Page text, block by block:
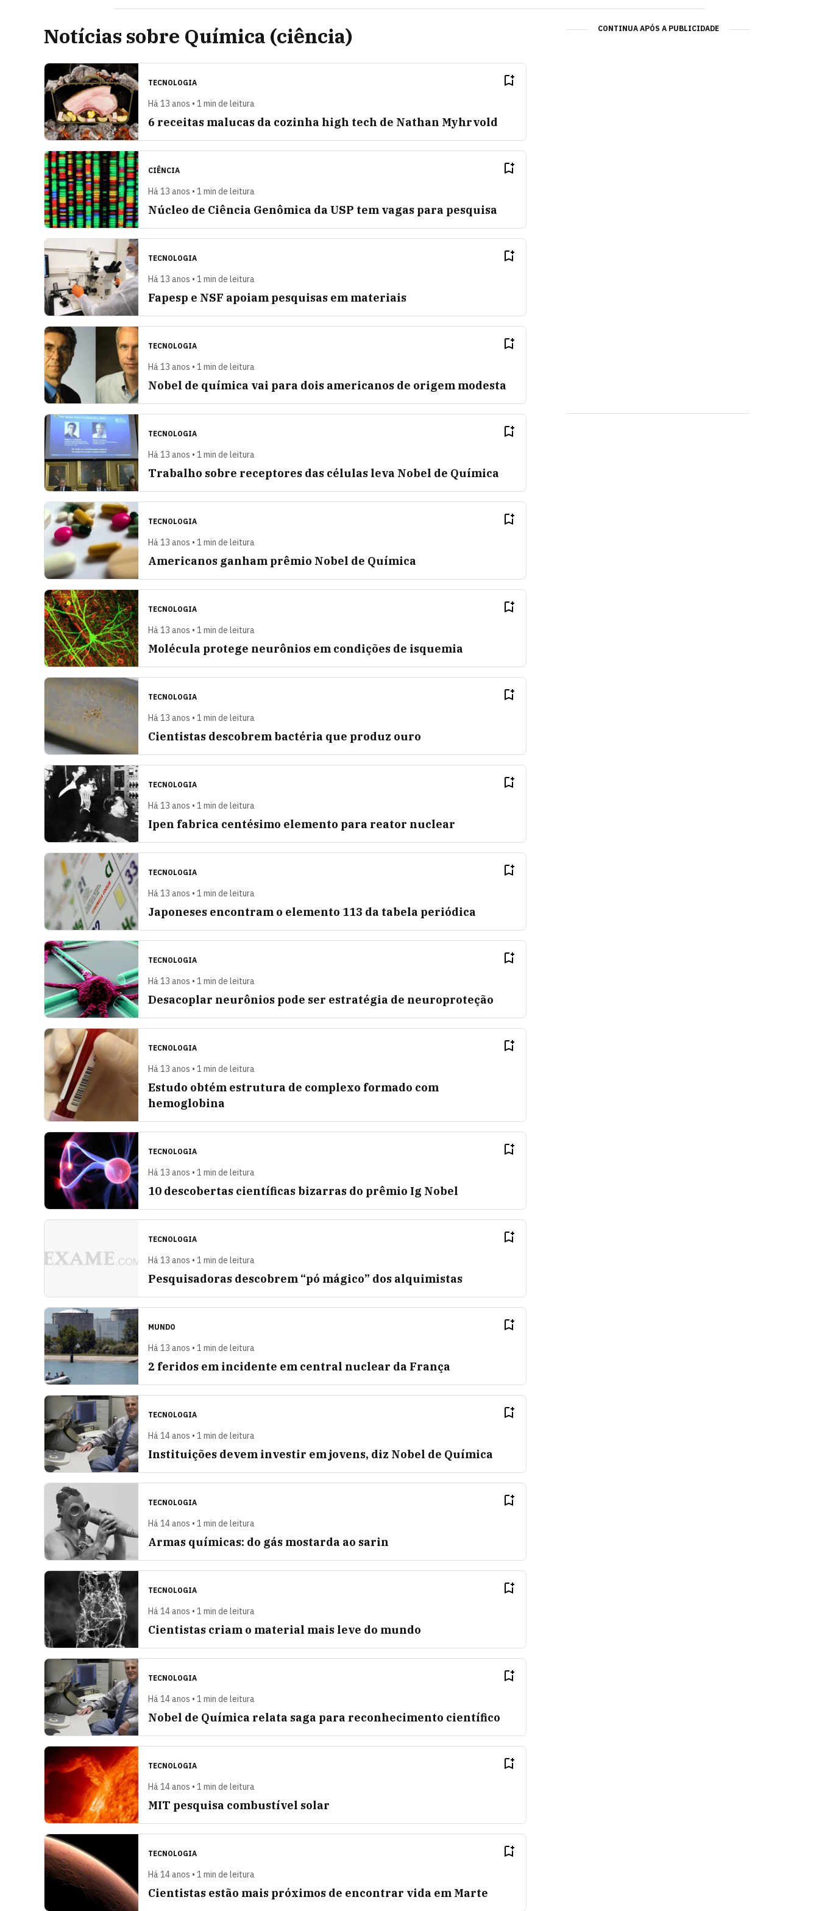
Notícias sobre Química (ciência)
TECNOLOGIA
Há 13 anos • 1 min de leitura
6 receitas malucas da cozinha high tech de Nathan Myhrvold
CIÊNCIA
Há 13 anos • 1 min de leitura
Núcleo de Ciência Genômica da USP tem vagas para pesquisa
TECNOLOGIA
Há 13 anos • 1 min de leitura
Fapesp e NSF apoiam pesquisas em materiais
TECNOLOGIA
Há 13 anos • 1 min de leitura
Nobel de química vai para dois americanos de origem modesta
TECNOLOGIA
Há 13 anos • 1 min de leitura
Trabalho sobre receptores das células leva Nobel de Química
TECNOLOGIA
Há 13 anos • 1 min de leitura
Americanos ganham prêmio Nobel de Química
TECNOLOGIA
Há 13 anos • 1 min de leitura
Molécula protege neurônios em condições de isquemia
TECNOLOGIA
Há 13 anos • 1 min de leitura
Cientistas descobrem bactéria que produz ouro
TECNOLOGIA
Há 13 anos • 1 min de leitura
Ipen fabrica centésimo elemento para reator nuclear
TECNOLOGIA
Há 13 anos • 1 min de leitura
Japoneses encontram o elemento 113 da tabela periódica
TECNOLOGIA
Há 13 anos • 1 min de leitura
Desacoplar neurônios pode ser estratégia de neuroproteção
TECNOLOGIA
Há 13 anos • 1 min de leitura
Estudo obtém estrutura de complexo formado com
hemoglobina
TECNOLOGIA
Há 13 anos • 1 min de leitura
10 descobertas científicas bizarras do prêmio Ig Nobel
TECNOLOGIA
Há 13 anos • 1 min de leitura
Pesquisadoras descobrem “pó mágico” dos alquimistas
MUNDO
Há 13 anos • 1 min de leitura
2 feridos em incidente em central nuclear da França
TECNOLOGIA
Há 14 anos • 1 min de leitura
Instituições devem investir em jovens, diz Nobel de Química
TECNOLOGIA
Há 14 anos • 1 min de leitura
Armas químicas: do gás mostarda ao sarin
TECNOLOGIA
Há 14 anos • 1 min de leitura
Cientistas criam o material mais leve do mundo
TECNOLOGIA
Há 14 anos • 1 min de leitura
Nobel de Química relata saga para reconhecimento científico
TECNOLOGIA
Há 14 anos • 1 min de leitura
MIT pesquisa combustível solar
TECNOLOGIA
Há 14 anos • 1 min de leitura
Cientistas estão mais próximos de encontrar vida em Marte
CONTINUA APÓS A PUBLICIDADE